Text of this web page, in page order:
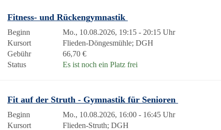
Fitness- und Rückengymnastik
Beginn
Mo., 10.08.2026, 19:15 - 20:15 Uhr
Kursort
Flieden-Döngesmühle; DGH
Gebühr
66,70 €
Status
Es ist noch ein Platz frei
Fit auf der Struth - Gymnastik für Senioren
Beginn
Mo., 10.08.2026, 16:00 - 16:45 Uhr
Kursort
Flieden-Struth; DGH